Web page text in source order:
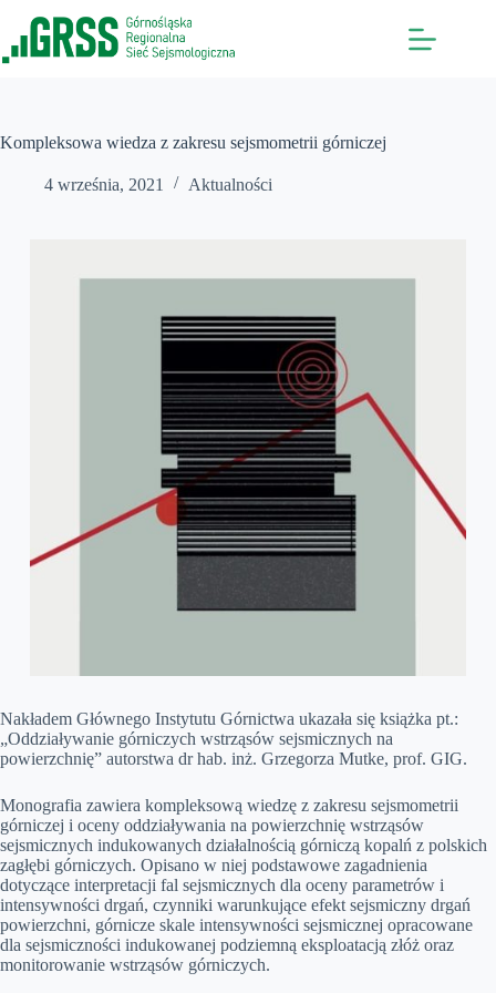
treści
Kompleksowa wiedza z zakresu sejsmometrii górniczej
4 września, 2021 Aktualności
Nakładem Głównego Instytutu Górnictwa ukazała się książka pt.:
„Oddziaływanie górniczych wstrząsów sejsmicznych na
powierzchnię” autorstwa dr hab. inż. Grzegorza Mutke, prof. GIG.
Monografia zawiera kompleksową wiedzę z zakresu sejsmometrii
górniczej i oceny oddziaływania na powierzchnię wstrząsów
sejsmicznych indukowanych działalnością górniczą kopalń z polskich
zagłębi górniczych. Opisano w niej podstawowe zagadnienia
dotyczące interpretacji fal sejsmicznych dla oceny parametrów i
intensywności drgań, czynniki warunkujące efekt sejsmiczny drgań
powierzchni, górnicze skale intensywności sejsmicznej opracowane
dla sejsmiczności indukowanej podziemną eksploatacją złóż oraz
monitorowanie wstrząsów górniczych.